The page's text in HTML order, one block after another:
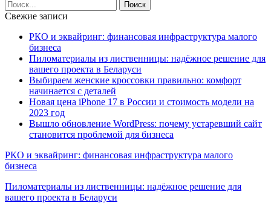
Свежие записи
РКО и эквайринг: финансовая инфраструктура малого
бизнеса
Пиломатериалы из лиственницы: надёжное решение для
вашего проекта в Беларуси
Выбираем женские кроссовки правильно: комфорт
начинается с деталей
Новая цена iPhone 17 в России и стоимость модели на
2023 год
Вышло обновление WordPress: почему устаревший сайт
становится проблемой для бизнеса
РКО и эквайринг: финансовая инфраструктура малого
бизнеса
Пиломатериалы из лиственницы: надёжное решение для
вашего проекта в Беларуси